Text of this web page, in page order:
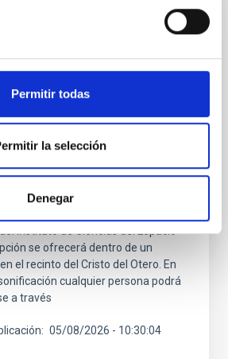
Permitir todas
la selección
Denegar
de agosto en Palencia se
Eclipse Inclusivo
de iniciativas que el IAC, con la
de Canarias y dentro de su
en Palencia con motivo
del 12 de agosto, se ofrecerá a
discapacidad visual la posibilidad de
Instituto de Ciencias del Espacio
se ofrecerá dentro de un
el recinto del Cristo del Otero. En
cualquier persona podrá
a través
05/08/2026 - 10:30:04